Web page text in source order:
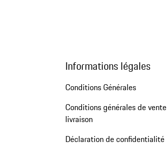
Informations légales
Conditions Générales
Conditions générales de
livraison
Déclaration de confidentialité